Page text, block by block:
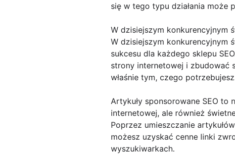
się w tego typu działania może
W dzisiejszym konkurencyjnym
W dzisiejszym konkurencyjnym
sukcesu dla każdego sklepu
strony internetowej i zbudować
właśnie tym, czego
Artykuły sponsorowane SEO
internetowej, ale również
Poprzez umieszczanie
możesz uzyskać cenne linki
wyszukiwarkach.